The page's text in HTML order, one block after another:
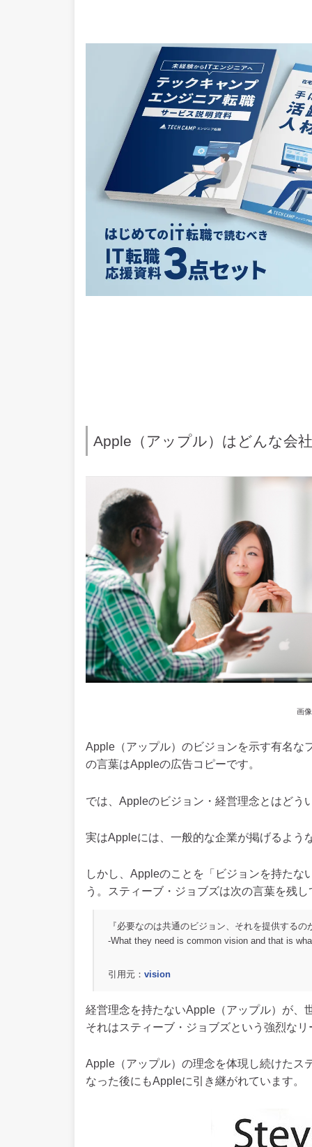
Apple（アップル）はどんな会
画
Apple（アップル）のビジョンを示す有名な
の言葉はAppleの広告コピーです。
では、Appleのビジョン・経営理念とはどう
実はAppleには、一般的な企業が掲げるよう
しかし、Appleのことを「ビジョンを持た
う。スティーブ・ジョブズは次の言葉を残し
『必要なのは共通のビジョン、それを提供する
-What they need is common vision and that is
引用元： vision
経営理念を持たないApple（アップル）が、
それはスティーブ・ジョブズという強烈な
Apple（アップル）の理念を体現し続けたス
なった後にもAppleに引き継がれています。